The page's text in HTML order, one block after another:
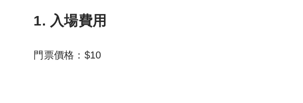
1. 入場費用
門票價格：$10